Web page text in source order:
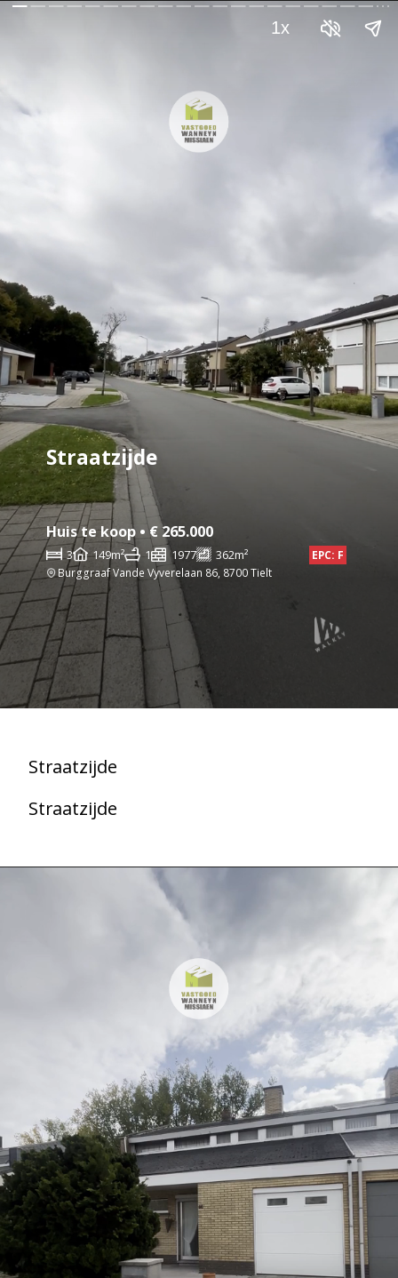
Straatzijde
Huis te koop • € 265.000
3 149m² 1 1977 362m²
EPC: F
Burggraaf Vande Vyverelaan 86, 8700 Tielt
Straatzijde
Straatzijde